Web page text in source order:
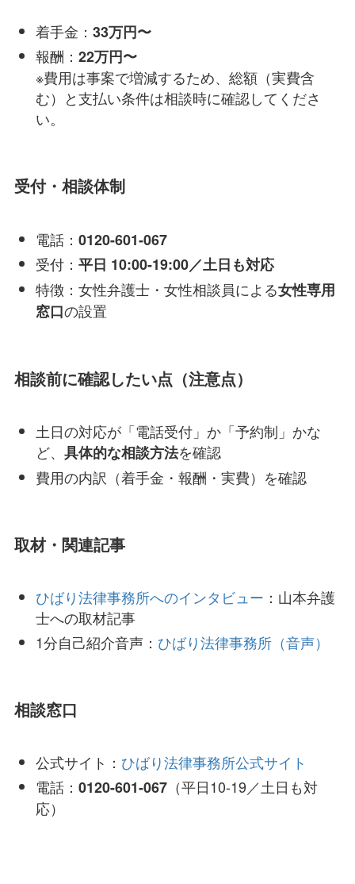
着手金： 33万円〜
報酬： 22万円〜
※費用は事案で増減するため、総額（実費含
む）と支払い条件は相談時に確認してくださ
い。
受付・相談体制
電話： 0120-601-067
受付： 平日 10:00-19:00／土日も対応
特徴：女性弁護士・女性相談員による女性専用
窓口の設置
相談前に確認したい点（注意点）
土日の対応が「電話受付」か「予約制」かな
ど、 具体的な相談方法を確認
費用の内訳（着手金・報酬・実費）を確認
取材・関連記事
ひばり法律事務所へのインタビュー ：山本弁護
士への取材記事
1分自己紹介音声： ひばり法律事務所（音声）
相談窓口
公式サイト： ひばり法律事務所公式サイト
電話： 0120-601-067（平日10-19／土日も対
応）